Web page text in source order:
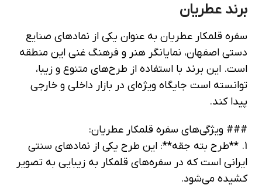
برند عطریان
سفره قلمکار عطریان به عنوان یکی از نمادهای صنایع
دستی اصفهان، نمایانگر هنر و فرهنگ غنی این منطقه
است. این برند با استفاده از طرح‌های متنوع و زیبا،
توانسته است جایگاه ویژه‌ای در بازار داخلی و خارجی
پیدا کند.
### ویژگی‌های سفره قلمکار عطریان:
1. **طرح بته جقه**: این طرح یکی از نمادهای سنتی
ایرانی است که در سفره‌های قلمکار به زیبایی به تصویر
کشیده می‌شود.